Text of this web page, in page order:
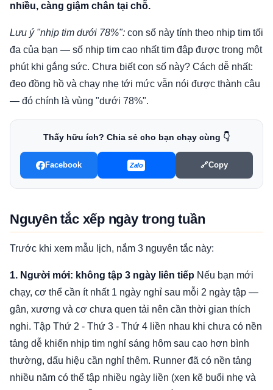
nhiều, càng giậm chân tại chỗ.
Lưu ý "nhịp tim dưới 78%": con số này tính theo nhịp tim tối
đa của bạn — số nhịp tim cao nhất tim đập được trong một
phút khi gắng sức. Chưa biết con số này? Cách dễ nhất:
đeo đồng hồ và chạy nhẹ tới mức vẫn nói được thành câu
— đó chính là vùng "dưới 78%".
Thấy hữu ích? Chia sẻ cho bạn chạy cùng 👇
Facebook Zalo 🔗Copy
Nguyên tắc xếp ngày trong tuần
Trước khi xem mẫu lịch, nắm 3 nguyên tắc này:
1. Người mới: không tập 3 ngày liên tiếp Nếu bạn mới
chạy, cơ thể cần ít nhất 1 ngày nghỉ sau mỗi 2 ngày tập —
gân, xương và cơ chưa quen tải nên cần thời gian thích
nghi. Tập Thứ 2 - Thứ 3 - Thứ 4 liền nhau khi chưa có nền
tảng dễ khiến nhịp tim nghỉ sáng hôm sau cao hơn bình
thường, dấu hiệu cần nghỉ thêm. Runner đã có nền tảng
nhiều năm có thể tập nhiều ngày liền (xen kẽ buổi nhẹ và